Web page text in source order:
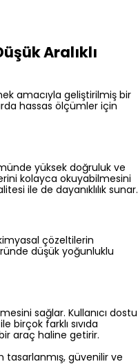
Aralıklı
amacıyla geliştirilmiş bir
hassas ölçümler için
yüksek doğruluk ve
kolayca okuyabilmesini
ile de dayanıklılık sunar.
çözeltilerin
düşük yoğunluklu
sağlar. Kullanıcı dostu
birçok farklı sıvıda
araç haline getirir.
tasarlanmış, güvenilir ve